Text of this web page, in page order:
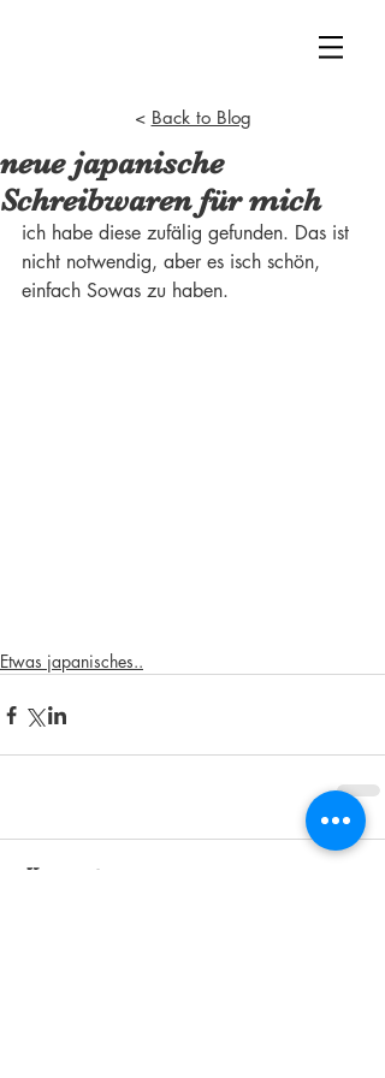
< Back to Blog
neue japanische
Schreibwaren für mich
ich habe diese zufälig gefunden. Das ist
nicht notwendig, aber es isch schön,
einfach Sowas zu haben.
Etwas japanisches..
Kommentare